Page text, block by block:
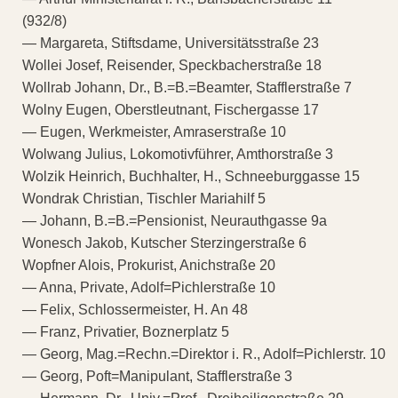
(932/8)
— Margareta, Stiftsdame, Universitätsstraße 23
Wollei Josef, Reisender, Speckbacherstraße 18
Wollrab Johann, Dr., B.=B.=Beamter, Stafflerstraße 7
Wolny Eugen, Oberstleutnant, Fischergasse 17
— Eugen, Werkmeister, Amraserstraße 10
Wolwang Julius, Lokomotivführer, Amthorstraße 3
Wolzik Heinrich, Buchhalter, H., Schneeburggasse 15
Wondrak Christian, Tischler Mariahilf 5
— Johann, B.=B.=Pensionist, Neurauthgasse 9a
Wonesch Jakob, Kutscher Sterzingerstraße 6
Wopfner Alois, Prokurist, Anichstraße 20
— Anna, Private, Adolf=Pichlerstraße 10
— Felix, Schlossermeister, H. An 48
— Franz, Privatier, Boznerplatz 5
— Georg, Mag.=Rechn.=Direktor i. R., Adolf=Pichlerstr. 10
— Georg, Poft=Manipulant, Stafflerstraße 3